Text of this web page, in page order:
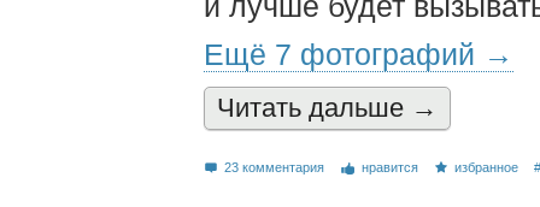
Ещё 7 фотографий →
Читать дальшe →
23 комментария нравится избранное